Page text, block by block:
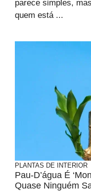
parece simples,
quem está ...
PLANTAS DE INTERIOR
Pau-D’água É
Quase Ninguém